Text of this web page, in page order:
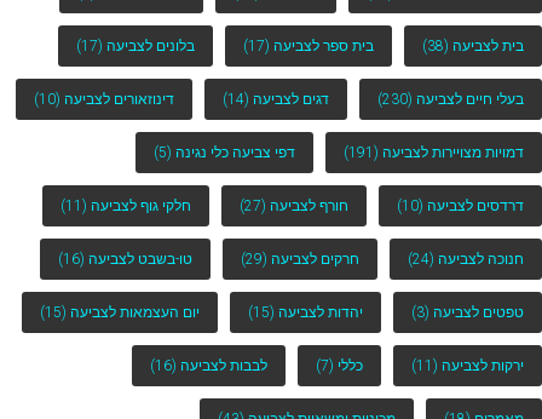
בית לצביעה (38) בית ספר לצביעה (17) בלונים לצביעה (17)
בעלי חיים לצביעה (230) דגים לצביעה (14) דינוזאורים לצביעה (10)
דמויות מצויירות לצביעה (191) דפי צביעה כלי נגינה (5)
דרדסים לצביעה (10) חורף לצביעה (27) חלקי גוף לצביעה (11)
חנוכה לצביעה (24) חרקים לצביעה (29) טו-בשבט לצביעה (16)
טפטים לצביעה (3) יהדות לצביעה (15) יום העצמאות לצביעה (15)
ירקות לצביעה (11) כללי (7) לבבות לצביעה (16)